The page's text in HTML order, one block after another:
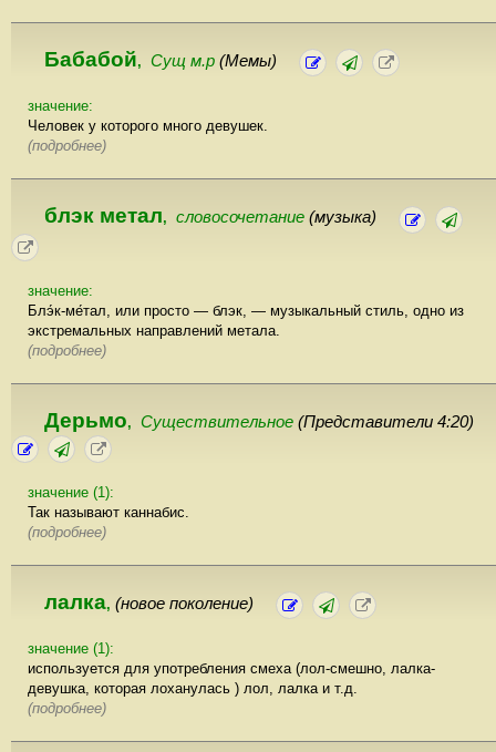
Бабабой, Сущ м.р (Мемы)
значение:
Человек у которого много девушек.
(подробнее)
блэк метал, словосочетание (музыка)
значение:
Блэ́к-ме́тал, или просто — блэк, — музыкальный стиль, одно из
экстремальных направлений метала.
(подробнее)
Дерьмо, Существительное (Представители 4:20)
значение (1):
Так называют каннабис.
(подробнее)
лалка, (новое поколение)
значение (1):
используется для употребления смеха (лол-смешно, лалка-
девушка, которая лоханулась ) лол, лалка и т.д.
(подробнее)